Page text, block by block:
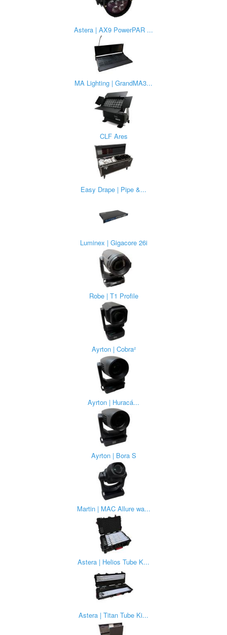
Astera | AX9 PowerPAR ...
MA Lighting | GrandMA3...
CLF Ares
Easy Drape | Pipe &...
Luminex | Gigacore 26i
Robe | T1 Profile
Ayrton | Cobra²
Ayrton | Huracá...
Ayrton | Bora S
Martin | MAC Allure wa...
Astera | Helios Tube K...
Astera | Titan Tube Ki...